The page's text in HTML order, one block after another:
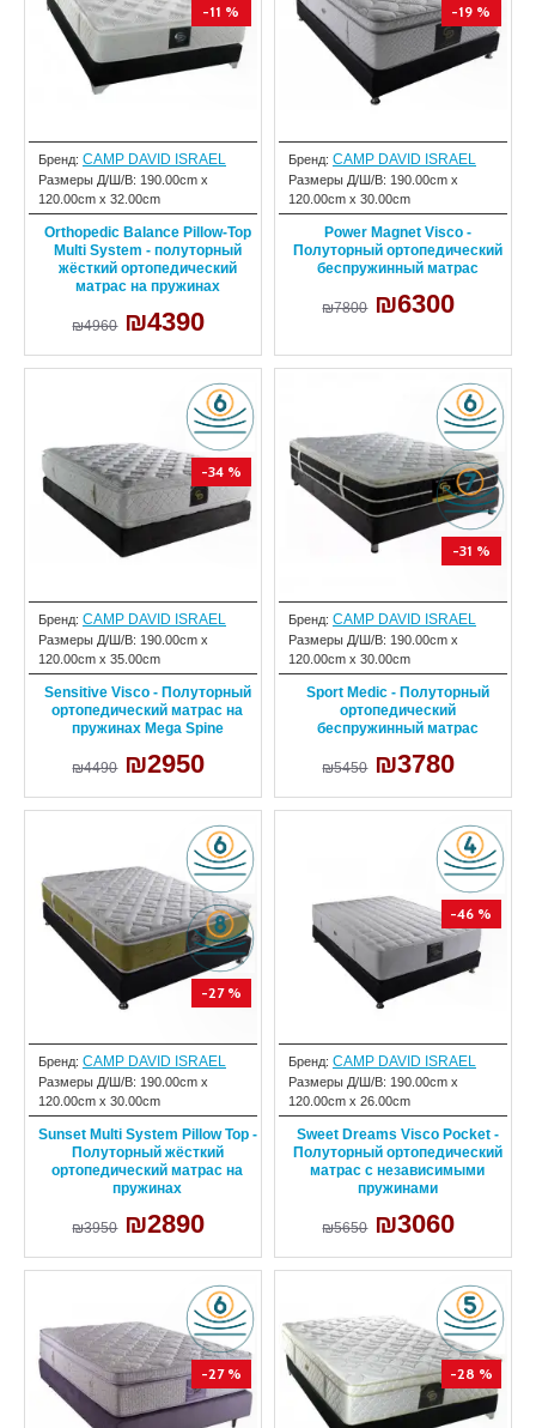
-11 %
Бренд: CAMP DAVID ISRAEL
Размеры Д/Ш/В: 190.00cm x
120.00cm x 32.00cm
Orthopedic Balance Pillow-Top
Multi System - полуторный
жёсткий ортопедический
матрас на пружинах
₪4960 ₪4390
-19 %
Бренд: CAMP DAVID ISRAEL
Размеры Д/Ш/В: 190.00cm x
120.00cm x 30.00cm
Power Magnet Visco -
Полуторный ортопедический
беспружинный матрас
₪7800 ₪6300
-34 %
Бренд: CAMP DAVID ISRAEL
Размеры Д/Ш/В: 190.00cm x
120.00cm x 35.00cm
Sensitive Visco - Полуторный
ортопедический матрас на
пружинах Mega Spine
₪4490 ₪2950
-31 %
Бренд: CAMP DAVID ISRAEL
Размеры Д/Ш/В: 190.00cm x
120.00cm x 30.00cm
Sport Medic - Полуторный
ортопедический
беспружинный матрас
₪5450 ₪3780
-27 %
Бренд: CAMP DAVID ISRAEL
Размеры Д/Ш/В: 190.00cm x
120.00cm x 30.00cm
Sunset Multi System Pillow Top -
Полуторный жёсткий
ортопедический матрас на
пружинах
₪3950 ₪2890
-46 %
Бренд: CAMP DAVID ISRAEL
Размеры Д/Ш/В: 190.00cm x
120.00cm x 26.00cm
Sweet Dreams Visco Pocket -
Полуторный ортопедический
матрас с независимыми
пружинами
₪5650 ₪3060
-27 % -28 %